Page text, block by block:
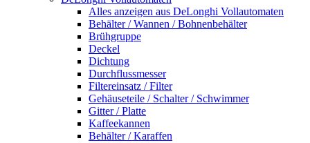
Alles anzeigen aus DeLonghi Vollautomaten
Behälter / Wannen / Bohnenbehälter
Brühgruppe
Deckel
Dichtung
Durchflussmesser
Filtereinsatz / Filter
Gehäuseteile / Schalter / Schwimmer
Gitter / Platte
Kaffeekannen
Behälter / Karaffen